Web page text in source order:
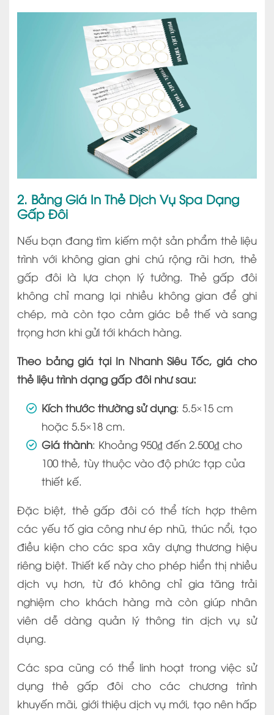
2. Bảng Giá In Thẻ Dịch Vụ Spa Dạng
Gấp Đôi
Nếu bạn đang tìm kiếm một sản phẩm thẻ liệu
trình với không gian ghi chú rộng rãi hơn, thẻ
gấp đôi là lựa chọn lý tưởng. Thẻ gấp đôi
không chỉ mang lại nhiều không gian để ghi
chép, mà còn tạo cảm giác bề thế và sang
trọng hơn khi gửi tới khách hàng.
Theo bảng giá tại In Nhanh Siêu Tốc, giá cho
thẻ liệu trình dạng gấp đôi như sau:
Kích thước thường sử dụng: 5.5×15 cm
hoặc 5.5×18 cm.
Giá thành: Khoảng 950₫ đến 2.500₫ cho
100 thẻ, tùy thuộc vào độ phức tạp của
thiết kế.
Đặc biệt, thẻ gấp đôi có thể tích hợp thêm
các yếu tố gia công như ép nhũ, thúc nổi, tạo
điều kiện cho các spa xây dựng thương hiệu
riêng biệt. Thiết kế này cho phép hiển thị nhiều
dịch vụ hơn, từ đó không chỉ gia tăng trải
nghiệm cho khách hàng mà còn giúp nhân
viên dễ dàng quản lý thông tin dịch vụ sử
dụng.
Các spa cũng có thể linh hoạt trong việc sử
dụng thẻ gấp đôi cho các chương trình
khuyến mãi, giới thiệu dịch vụ mới, tạo nên hấp